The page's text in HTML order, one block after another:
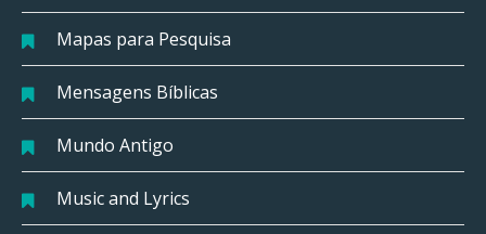
Mapas para Pesquisa
Mensagens Bíblicas
Mundo Antigo
Music and Lyrics